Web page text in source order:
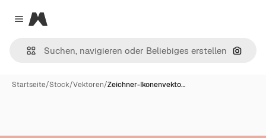
Close menu
Magnific
Nach
Startseite/Stock/Vektoren/Zeichner-Ikonenvekto…